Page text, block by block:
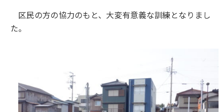
区民の方の協力のもと、大変有意義な訓練となりまし
た。